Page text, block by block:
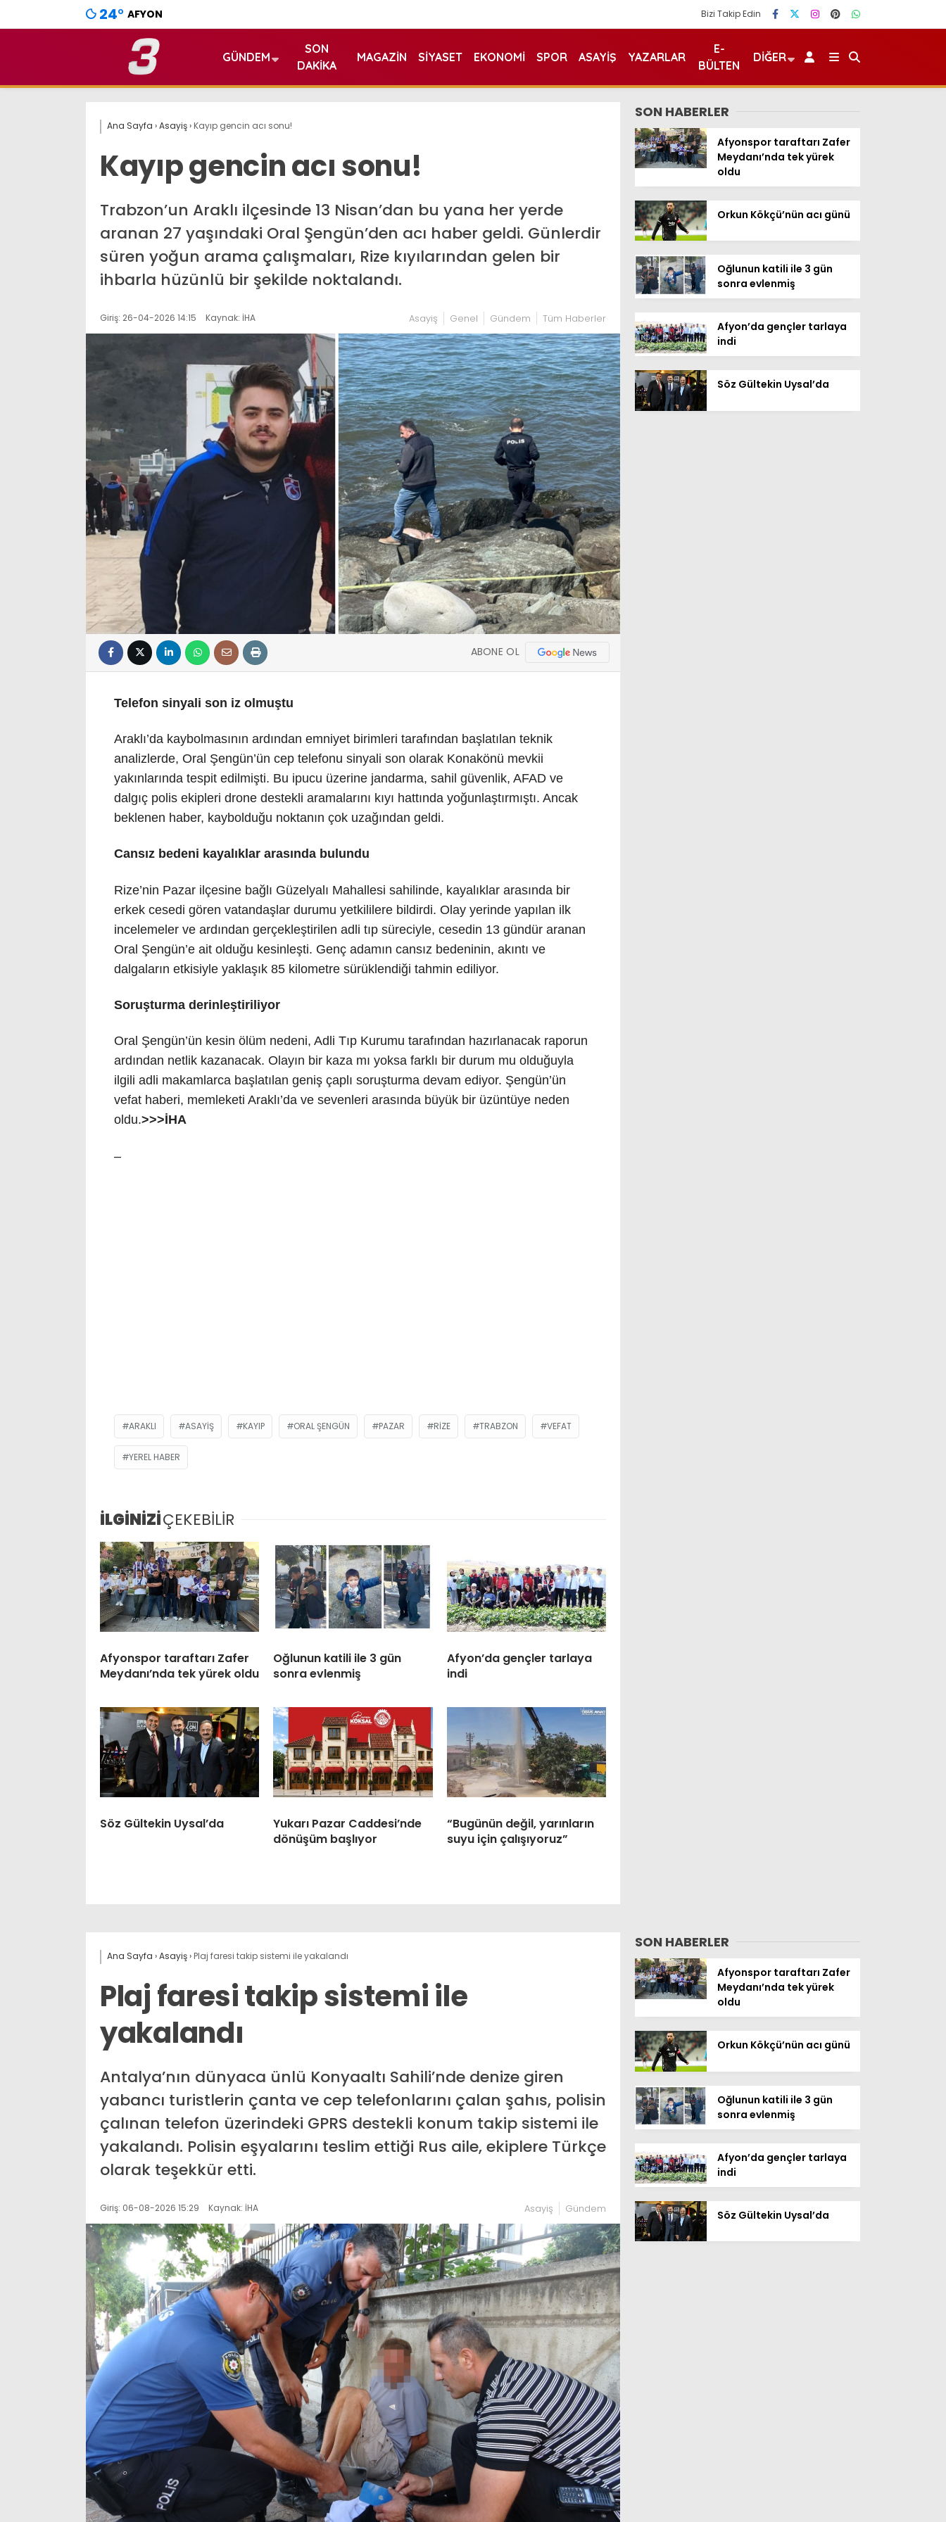
24° AFYON Bizi Takip Edin
GÜNDEM
SON
DAKIKA
MAGAZIN SIYASET EKONOMI SPOR ASAYIŞ YAZARLAR
E-
BÜLTEN
DIĞER
Ana Sayfa ›Asayiş› Kayıp gencin acı sonu!
Kayıp gencin acı sonu!
Trabzon’un Araklı ilçesinde 13 Nisan’dan bu yana her yerde
aranan 27 yaşındaki Oral Şengün’den acı haber geldi. Günlerdir
süren yoğun arama çalışmaları, Rize kıyılarından gelen bir
ihbarla hüzünlü bir şekilde noktalandı.
Giriş: 26-04-2026 14:15 Kaynak: İHA Asayiş Genel Gündem Tüm Haberler
ABONE OL
Telefon sinyali son iz olmuştu
Araklı’da kaybolmasının ardından emniyet birimleri tarafından başlatılan teknik
analizlerde, Oral Şengün’ün cep telefonu sinyali son olarak Konakönü mevkii
yakınlarında tespit edilmişti. Bu ipucu üzerine jandarma, sahil güvenlik, AFAD ve
dalgıç polis ekipleri drone destekli aramalarını kıyı hattında yoğunlaştırmıştı. Ancak
beklenen haber, kaybolduğu noktanın çok uzağından geldi.
Cansız bedeni kayalıklar arasında bulundu
Rize’nin Pazar ilçesine bağlı Güzelyalı Mahallesi sahilinde, kayalıklar arasında bir
erkek cesedi gören vatandaşlar durumu yetkililere bildirdi. Olay yerinde yapılan ilk
incelemeler ve ardından gerçekleştirilen adli tıp süreciyle, cesedin 13 gündür aranan
Oral Şengün’e ait olduğu kesinleşti. Genç adamın cansız bedeninin, akıntı ve
dalgaların etkisiyle yaklaşık 85 kilometre sürüklendiği tahmin ediliyor.
Soruşturma derinleştiriliyor
Oral Şengün’ün kesin ölüm nedeni, Adli Tıp Kurumu tarafından hazırlanacak raporun
ardından netlik kazanacak. Olayın bir kaza mı yoksa farklı bir durum mu olduğuyla
ilgili adli makamlarca başlatılan geniş çaplı soruşturma devam ediyor. Şengün’ün
vefat haberi, memleketi Araklı’da ve sevenleri arasında büyük bir üzüntüye neden
oldu.>>>İHA
–
ARAKLI ASAYIŞ KAYIP ORAL ŞENGÜN PAZAR RIZE TRABZON VEFAT
YEREL HABER
İLGİNİZİÇEKEBİLİR
Afyonspor taraftarı Zafer
Meydanı’nda tek yürek oldu
Oğlunun katili ile 3 gün
sonra evlenmiş
Afyon’da gençler tarlaya
indi
Söz Gültekin Uysal’da
Yukarı Pazar Caddesi’nde
dönüşüm başlıyor
“Bugünün değil, yarınların
suyu için çalışıyoruz”
SON HABERLER
Afyonspor taraftarı Zafer
Meydanı’nda tek yürek
oldu
Orkun Kökçü’nün acı günü
Oğlunun katili ile 3 gün
sonra evlenmiş
Afyon’da gençler tarlaya
indi
Söz Gültekin Uysal’da
Ana Sayfa ›Asayiş› Plaj faresi takip sistemi ile yakalandı
Plaj faresi takip sistemi ile
yakalandı
Antalya’nın dünyaca ünlü Konyaaltı Sahili’nde denize giren
yabancı turistlerin çanta ve cep telefonlarını çalan şahıs, polisin
çalınan telefon üzerindeki GPRS destekli konum takip sistemi ile
yakalandı. Polisin eşyalarını teslim ettiği Rus aile, ekiplere Türkçe
olarak teşekkür etti.
Giriş: 06-08-2026 15:29 Kaynak: İHA Asayiş Gündem
SON HABERLER
Afyonspor taraftarı Zafer
Meydanı’nda tek yürek
oldu
Orkun Kökçü’nün acı günü
Oğlunun katili ile 3 gün
sonra evlenmiş
Afyon’da gençler tarlaya
indi
Söz Gültekin Uysal’da